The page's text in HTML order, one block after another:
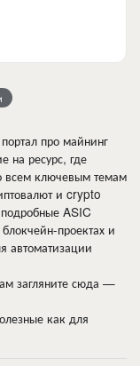
про майнинг
на ресурс, где
всем ключевым темам
и crypto
ASIC
проектах и
автоматизации
загляните сюда —
как для